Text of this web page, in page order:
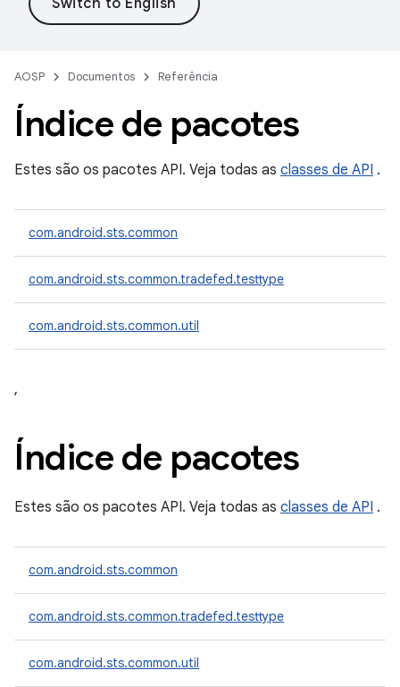
AOSP Documentos Referência
Índice de pacotes
Estes são os pacotes API. Veja todas as classes de API .
com.android.sts.common
com.android.sts.common.tradefed.testtype
com.android.sts.common.util
,
Índice de pacotes
Estes são os pacotes API. Veja todas as classes de API .
com.android.sts.common
com.android.sts.common.tradefed.testtype
com.android.sts.common.util